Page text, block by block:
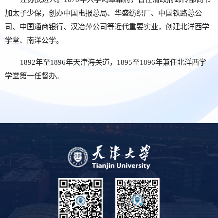
加太子少保，创办中国电报总局、华盛纺织厂、中国铁路总公
司、中国通商银行、汉冶萍公司等近代重要实业，创建北洋西学
学堂、南洋公学。
1892年至1896年天津海关道，1895至1896年兼任北洋西学
学堂第一任督办。